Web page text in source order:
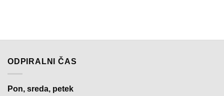
ODPIRALNI ČAS
Pon, sreda, petek